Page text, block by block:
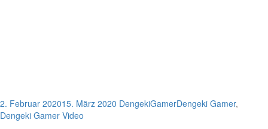
2. Februar 202015. März 2020 DengekiGamerDengeki Gamer,
Dengeki Gamer Video